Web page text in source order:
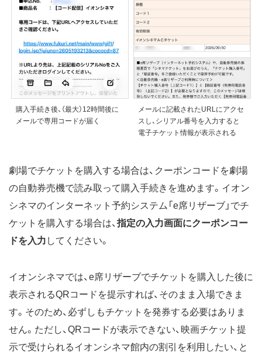
購入手続き後、（最大）12時間後に
メールで専用コードが届く
メールに記載されたURLにアクセ
スし、シリアル番号を入力すると
電子チケット情報が表示される
劇場でチケットを購入する場合は、クーポンコードを劇場
の自動券売機で読み取って購入手続きを進めます。イオン
シネマのインターネット予約システム「e席リザーブ」でチ
ケットを購入する場合は、 指定の入力画面にクーポンコー
ドを入力 してください。
イオンシネマでは、e席リザーブでチケットを購入した後に
表示されるQRコードを提示すれば、そのまま入場できま
す。そのため、必ずしもチケットを発券する必要はありま
せん。ただし、QRコードが表示できない、映画チケット提
示で受けられるイオンシネマ館内の割引を利用したい、と